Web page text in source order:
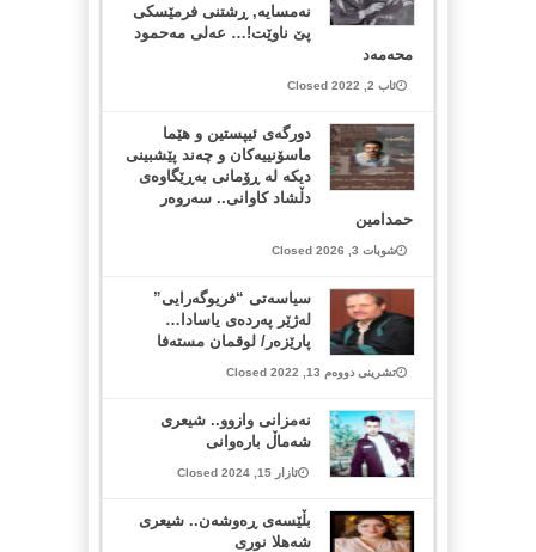
نەمسایە, ڕشتنی فرمێسكی
پێ ناوێت!… عەلی مەحمود
محەمەد
ئاب 2, 2022 Closed
دورگەی ئیپستین و هێما
ماسۆنییەکان و چەند پێشبینی
دیکە لە ڕۆمانی بەڕێگاوەی
دڵشاد کاوانی.. سه‌روه‌ر
حمدامین
شوبات 3, 2026 Closed
سیاسەتی “فریوگەرایی”
لەژێر پەردەی یاسادا…
پارێزەر/ لوقمان مستەفا
تشرینی دووەم 13, 2022 Closed
نەمزانی وازوو.. شیعری
شەماڵ بارەوانی
ئازار 15, 2024 Closed
بڵێسەی ڕەوشەن.. شیعری
شەهلا نوری